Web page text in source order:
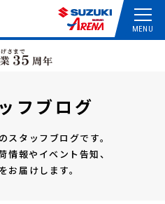
フブログ
スタッフブログです。
情報やイベント告知、
お届けします。